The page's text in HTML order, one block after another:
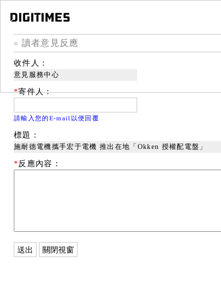
■ 讀者意見反應
收件人：
意見服務中心
*寄件人：
請輸入您的E-mail以便回覆
標題：
施耐德電機攜手宏于電機 推出在地「Okken 授權配電盤」
* 反應內容：